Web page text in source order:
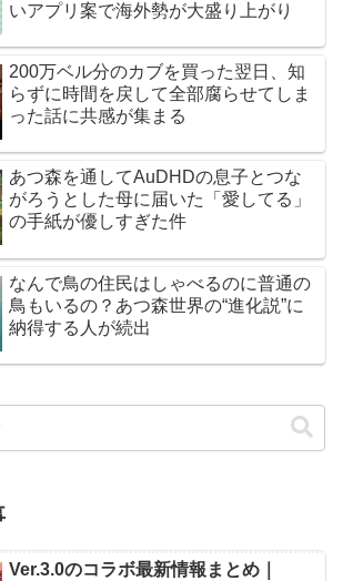
いアプリ案で海外勢が大盛り上がり
200万ベル分のカブを買った翌日、知
らずに時間を戻して全部腐らせてしま
った話に共感が集まる
あつ森を通してAuDHDの息子とつな
がろうとした母に届いた「愛してる」
の手紙が優しすぎた件
なんで鳥の住民はしゃべるのに普通の
鳥もいるの？あつ森世界の“進化説”に
納得する人が続出
Ver.3.0のコラボ最新情報まとめ｜